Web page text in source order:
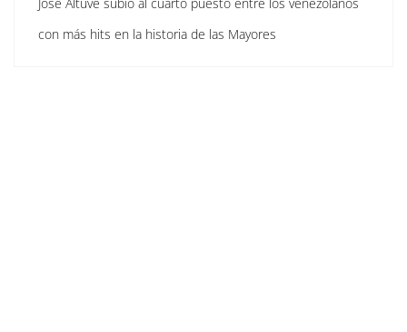
con más hits en la historia de las Mayores